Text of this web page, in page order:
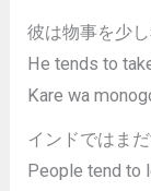
彼は物事を少
He tends to
Kare wa
インドではま
People tend to